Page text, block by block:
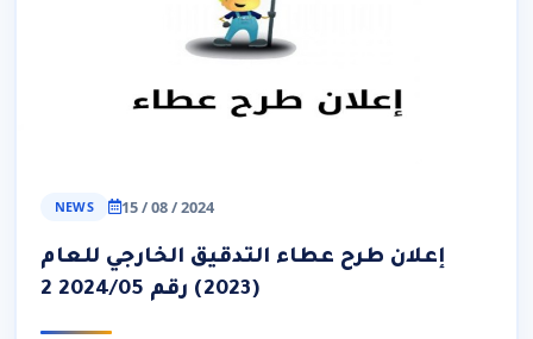
NEWS 15 / 08 / 2024
إعلان طرح عطاء التدقيق الخارجي للعام
(2023) رقم 2024/05 2